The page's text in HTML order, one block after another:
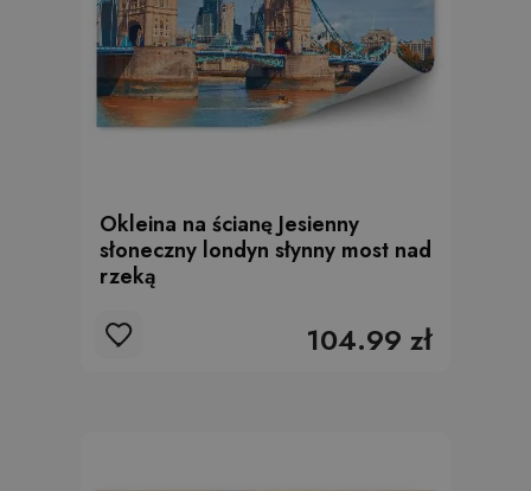
Okleina na ścianę Jesienny
słoneczny londyn słynny most nad
rzeką
104.99 zł